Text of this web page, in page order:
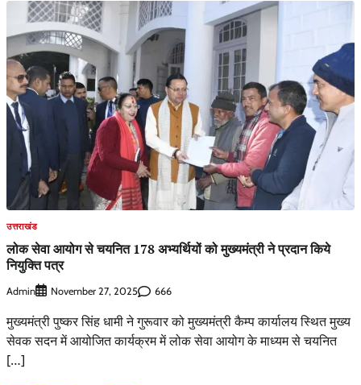
उत्तराखंड
लोक सेवा आयोग से चयनित 178 अभ्यर्थियों को मुख्यमंत्री ने प्रदान किये
नियुक्ति पत्र
Admin November 27, 2025 666
मुख्यमंत्री पुष्कर सिंह धामी ने गुरूवार को मुख्यमंत्री कैम्प कार्यालय स्थित मुख्य
सेवक सदन में आयोजित कार्यक्रम में लोक सेवा आयोग के माध्यम से चयनित
[…]